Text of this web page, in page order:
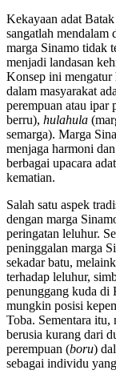
Kekayaan adat
sangatlah mendalam
marga Sinamo tidak
menjadi landasan
Konsep ini mengatur
dalam masyarakat
perempuan atau ipar
berru), hulahula
semarga). Marga
menjaga harmoni
berbagai upacara
kematian.
Salah satu aspek
dengan marga
peringatan leluhur.
peninggalan marga
sekadar batu,
terhadap leluhur,
penunggang kuda di
mungkin posisi
Toba. Sementara
berusia kurang dari
perempuan (boru)
sebagai individu